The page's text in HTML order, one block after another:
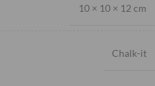
10 × 10 × 12 cm
Chalk-it